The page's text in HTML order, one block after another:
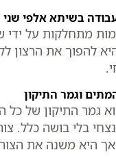
בשיתא אלפי שני
מתחלקות על ידי
להפוך את הרצון
וגמר התיקון
גמר התיקון של כל
בלי בושה כלל.
אך היא משנה את